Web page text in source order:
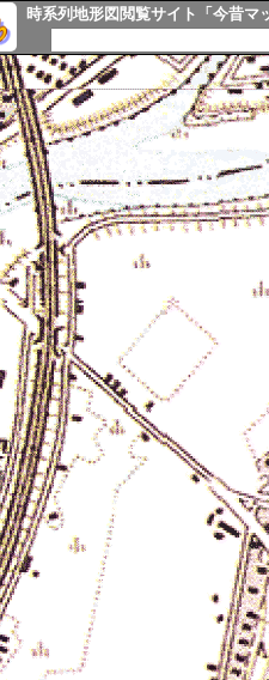
時系列地形図閲覧サイト「今昔